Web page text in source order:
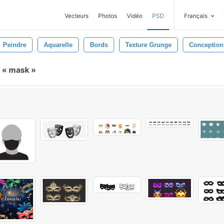
Vecteurs Photos Vidéo PSD Français
Peindre Aquarelle Bords Texture Grunge Conception
mask